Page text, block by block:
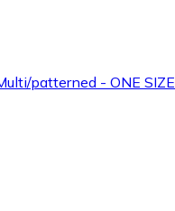
patterned - ONE SIZE